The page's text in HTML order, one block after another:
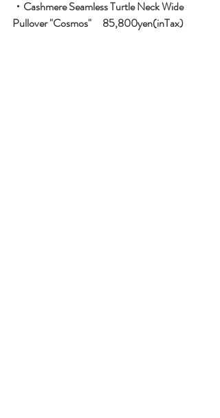
・Cashmere Seamless Turtle Neck Wide
Pullover "Cosmos"　85,800yen(inTax)